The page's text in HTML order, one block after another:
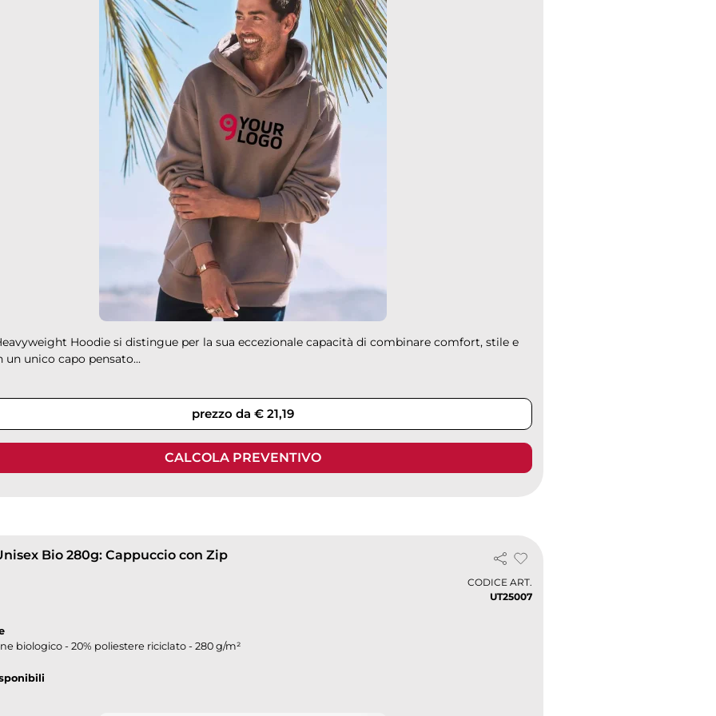
Hoodie si distingue per la sua eccezionale capacità di combinare comfort, stile e
un unico capo pensato...
prezzo da € 21,19
CALCOLA PREVENTIVO
Bio 280g: Cappuccio con Zip
CODICE ART.
UT25007
biologico - 20% poliestere riciclato - 280 g/m²